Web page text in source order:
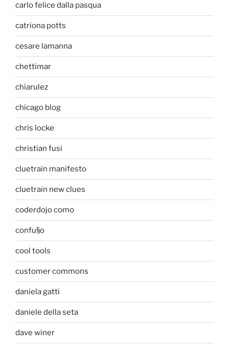
carlo felice dalla pasqua
catriona potts
cesare lamanna
chettimar
chiarulez
chicago blog
chris locke
christian fusi
cluetrain manifesto
cluetrain new clues
coderdojo como
confu§o
cool tools
customer commons
daniela gatti
daniele della seta
dave winer